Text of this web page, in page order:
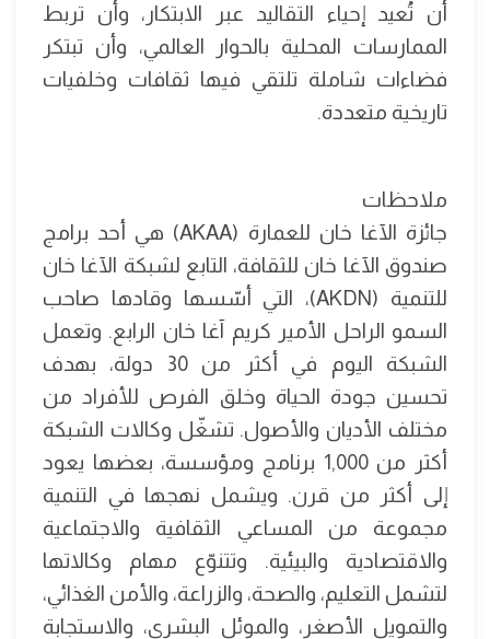
أن تُعيد إحياء التقاليد عبر الابتكار، وأن تربط
الممارسات المحلية بالحوار العالمي، وأن تبتكر
فضاءات شاملة تلتقي فيها ثقافات وخلفيات
تاريخية متعددة.
ملاحظات
جائزة الآغا خان للعمارة (AKAA) هي أحد برامج
صندوق الآغا خان للثقافة، التابع لشبكة الآغا خان
للتنمية (AKDN)، التي أسّسها وقادها صاحب
السمو الراحل الأمير كريم آغا خان الرابع. وتعمل
الشبكة اليوم في أكثر من 30 دولة، بهدف
تحسين جودة الحياة وخلق الفرص للأفراد من
مختلف الأديان والأصول. تشغّل وكالات الشبكة
أكثر من 1,000 برنامج ومؤسسة، بعضها يعود
إلى أكثر من قرن. ويشمل نهجها في التنمية
مجموعة من المساعي الثقافية والاجتماعية
والاقتصادية والبيئية. وتتنوّع مهام وكالاتها
لتشمل التعليم، والصحة، والزراعة، والأمن الغذائي،
والتمويل الأصغر، والموئل البشري، والاستجابة